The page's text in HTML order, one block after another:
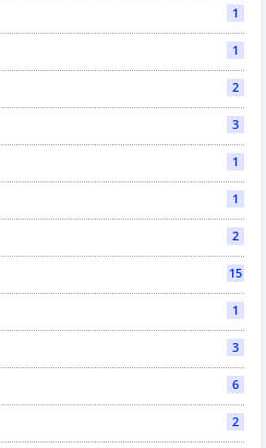
1
1
2
3
1
1
2
15
1
3
6
2